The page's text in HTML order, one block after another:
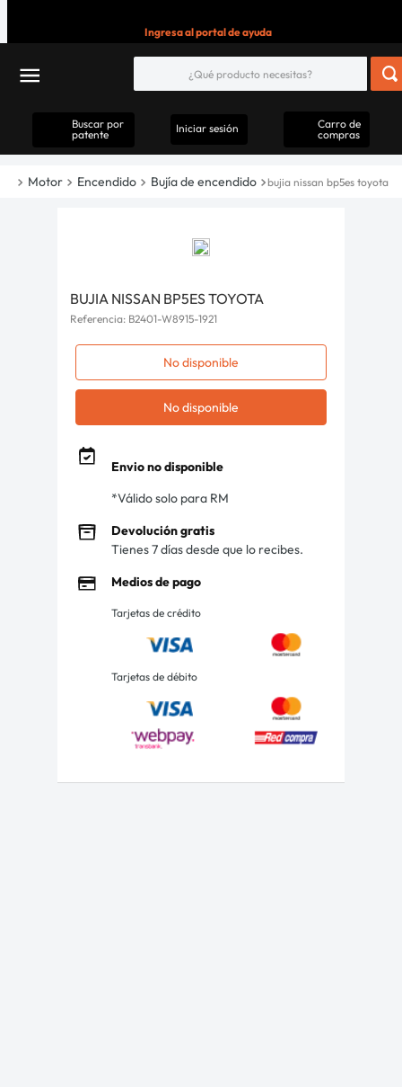
Ingresa al portal de ayuda
Buscar por
patente
Iniciar sesión
Carro de
compras
Motor Encendido Bujía de encendido bujia nissan bp5es toyota
BUJIA NISSAN BP5ES TOYOTA
Referencia: B2401-W8915-1921
No disponible
No disponible
Envio no disponible
*Válido solo para RM
Devolución gratis
Tienes 7 días desde que lo recibes.
Medios de pago
Tarjetas de crédito
Tarjetas de débito